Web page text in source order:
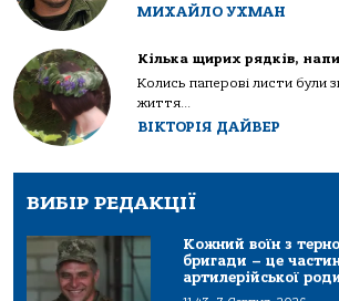
МИХАЙЛО УХМАН
Кілька щирих рядків,
Колись паперові листи були
життя...
ВІКТОРІЯ ДАЙВЕР
ВИБІР РЕДАКЦІЇ
Кожний воїн з
бригади – це
артилерійської